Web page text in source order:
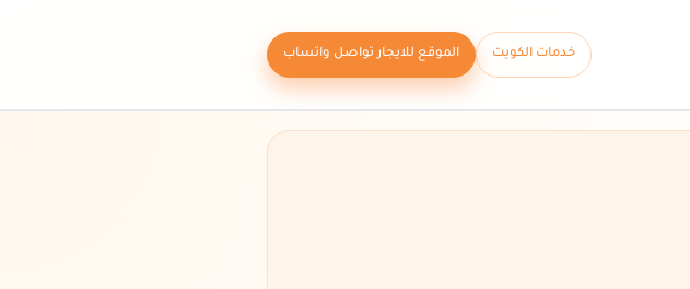
خدمات الكويت الموقع للايجار تواصل واتساب